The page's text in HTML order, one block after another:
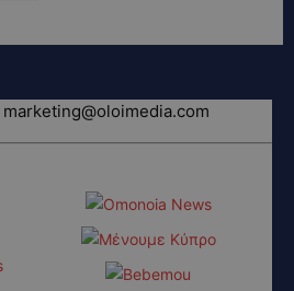
marketing@oloimedia.com